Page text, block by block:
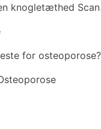
knogletæthed Scan
for osteoporose?